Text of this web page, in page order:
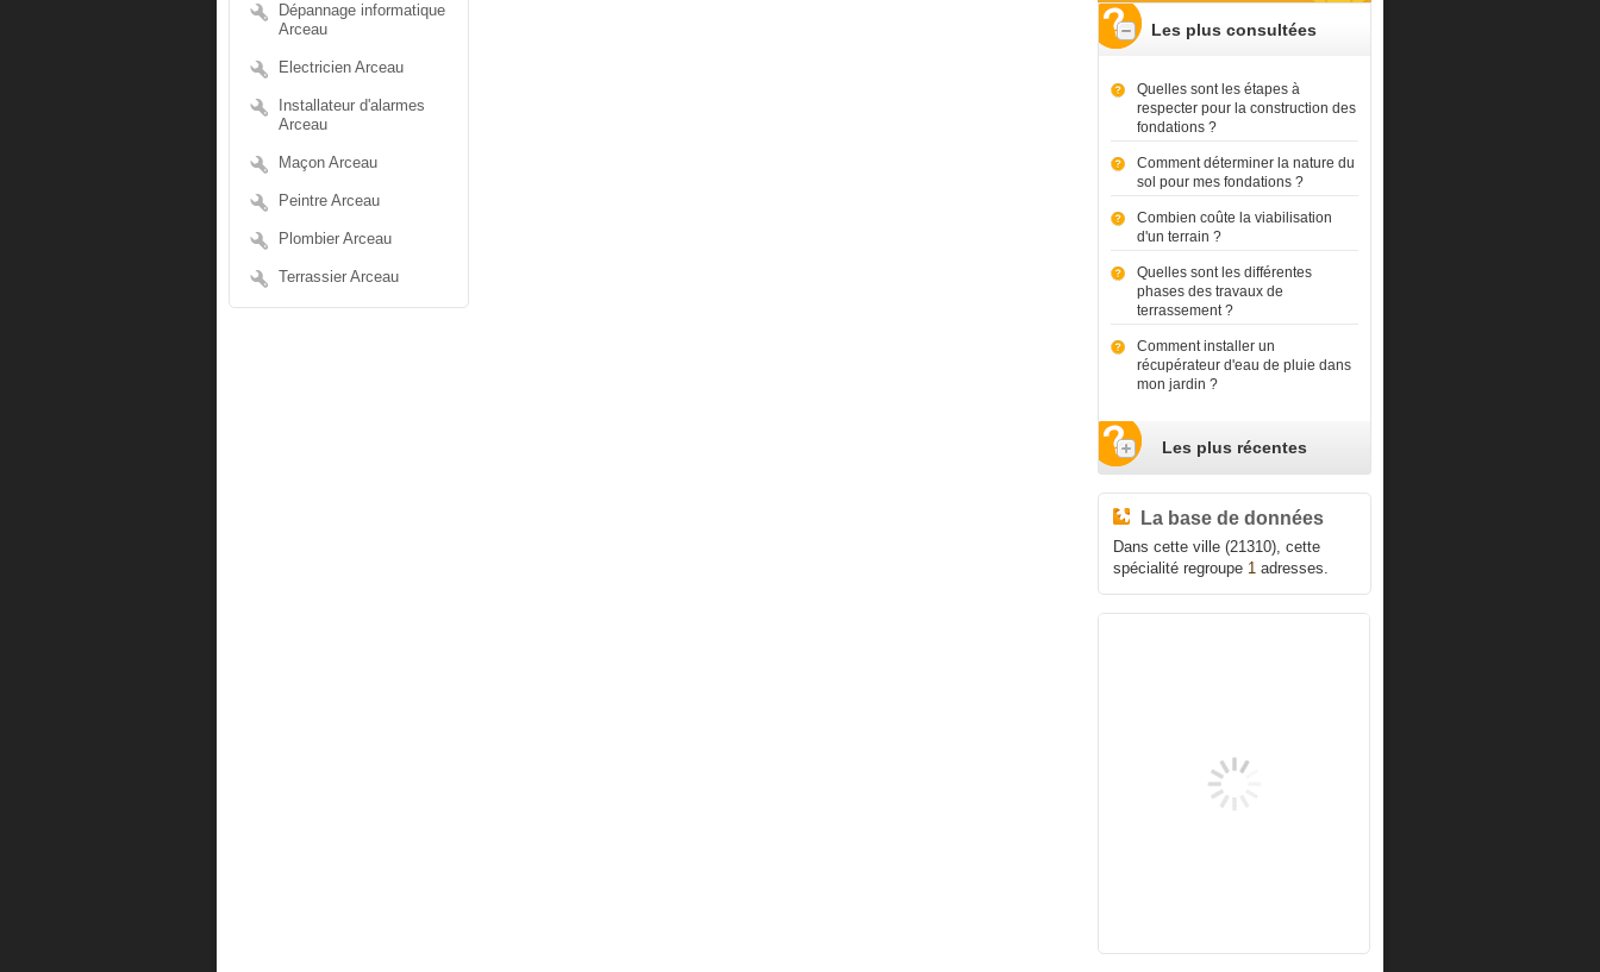
Dépannage informatique
Arceau
Electricien Arceau
Installateur d'alarmes
Arceau
Maçon Arceau
Peintre Arceau
Plombier Arceau
Terrassier Arceau
Les plus consultées
Quelles sont les étapes à
respecter pour la construction des
fondations ?
Comment déterminer la nature du
sol pour mes fondations ?
Combien coûte la viabilisation
d'un terrain ?
Quelles sont les différentes
phases des travaux de
terrassement ?
Comment installer un
récupérateur d'eau de pluie dans
mon jardin ?
Les plus récentes
La base de données
Dans cette ville (21310), cette
spécialité regroupe 1adresses.